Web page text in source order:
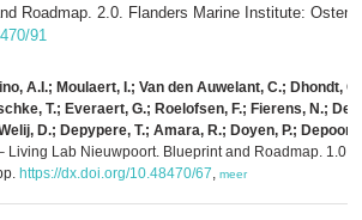
Roadmap. 2.0. Flanders Marine Institute:
91
A.I.; Moulaert, I.; Van den Auwelant, C.; Dhondt,
T.; Everaert, G.; Roelofsen, F.; Fierens, N.;
D.; Depypere, T.; Amara, R.; Doyen, P.;
Living Lab Nieuwpoort. Blueprint and Roadmap. 1.0.
https://dx.doi.org/10.48470/67, meer